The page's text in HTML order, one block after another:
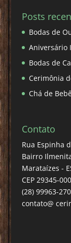
Posts
Bodas de
Aniversário
Bodas de
Cerimônia
Chá de
Contato
Rua Espinha
Bairro
Marataízes -
CEP 29345-000
(28) 99963-
contato@